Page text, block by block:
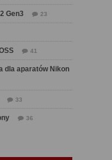
Gen3 23
41
dla aparatów Nikon
33
36